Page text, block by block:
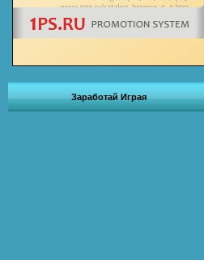
Заработай Играя